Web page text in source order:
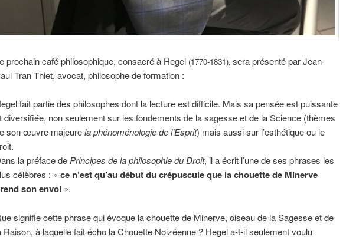
prochain café philosophique, consacré à Hegel (1770-1831) sera présenté par Jean-
Tran Thiet, avocat, philosophe de formation :
fait partie des philosophes dont la lecture est difficile. Mais sa pensée est puissante
diversifiée, non seulement sur les fondements de la sagesse et de la Science (thèmes
son œuvre majeurela phénoménologie de l’Esprit) mais aussi sur l’esthétique ou le
la préface de Principes de la philosophie du Droit, il a écrit l’une de ses phrases les
célèbres : « ce n’est qu’au début du crépuscule que la chouette de Minerve
son envol ».
signifie cette phrase qui évoque la chouette de Minerve, oiseau de la Sagesse et de
Raison, à laquelle fait écho la Chouette Noizéenne ? Hegel a-t-il seulement voulu